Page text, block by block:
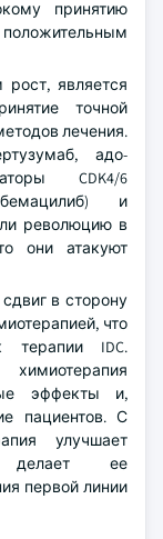
принятию
положительным
является
точной
лечения.
адо-
CDK4/6
и
революцию в
они атакуют
в сторону
что
терапии IDC.
эффекты и,
пациентов. С
улучшает
делает ее
первой линии